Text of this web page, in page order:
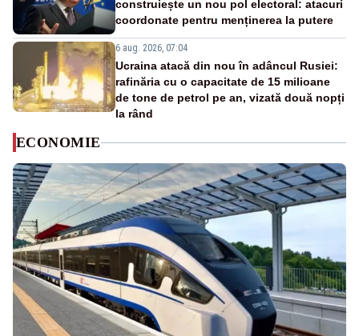
construiește un nou pol electoral: atacuri
coordonate pentru menținerea la putere
6 aug. 2026, 07:04
Ucraina atacă din nou în adâncul Rusiei:
rafinăria cu o capacitate de 15 milioane
de tone de petrol pe an, vizată două nopți
la rând
ECONOMIE